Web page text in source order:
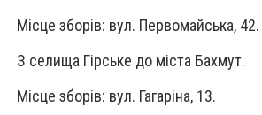
Місце зборів: вул. Первомайська, 42.
З селища Гірське до міста Бахмут.
Місце зборів: вул. Гагаріна, 13.